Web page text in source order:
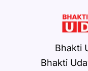
Bhakti
Bhakti